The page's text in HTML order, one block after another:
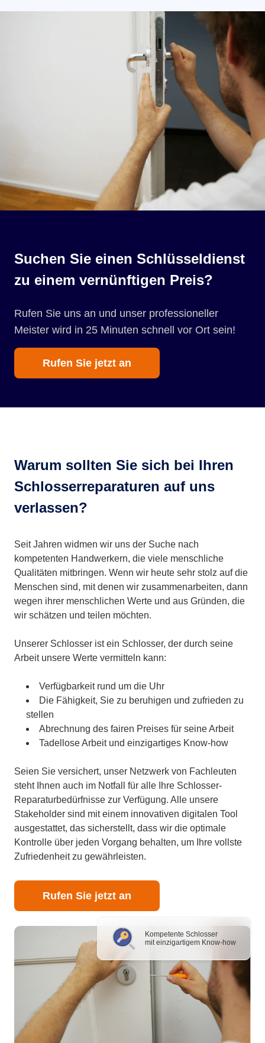
Suchen Sie einen Schlüsseldienst
zu einem vernünftigen Preis?
Rufen Sie uns an und unser professioneller
Meister wird in 25 Minuten schnell vor Ort sein!
Rufen Sie jetzt an
Kompetente Schlosser
mit einzigartigem Know-how
Warum sollten Sie sich bei Ihren
Schlosserreparaturen auf uns
verlassen?
Seit Jahren widmen wir uns der Suche nach
kompetenten Handwerkern, die viele menschliche
Qualitäten mitbringen. Wenn wir heute sehr stolz auf die
Menschen sind, mit denen wir zusammenarbeiten, dann
wegen ihrer menschlichen Werte und aus Gründen, die
wir schätzen und teilen möchten.
Unserer Schlosser ist ein Schlosser, der durch seine
Arbeit unsere Werte vermitteln kann:
Verfügbarkeit rund um die Uhr
Die Fähigkeit, Sie zu beruhigen und zufrieden zu
stellen
Abrechnung des fairen Preises für seine Arbeit
Tadellose Arbeit und einzigartiges Know-how
Seien Sie versichert, unser Netzwerk von Fachleuten
steht Ihnen auch im Notfall für alle Ihre Schlosser-
Reparaturbedürfnisse zur Verfügung. Alle unsere
Stakeholder sind mit einem innovativen digitalen Tool
ausgestattet, das sicherstellt, dass wir die optimale
Kontrolle über jeden Vorgang behalten, um Ihre vollste
Zufriedenheit zu gewährleisten.
Rufen Sie jetzt an